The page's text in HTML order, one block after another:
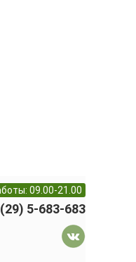
09.00-21.00
5-683-683